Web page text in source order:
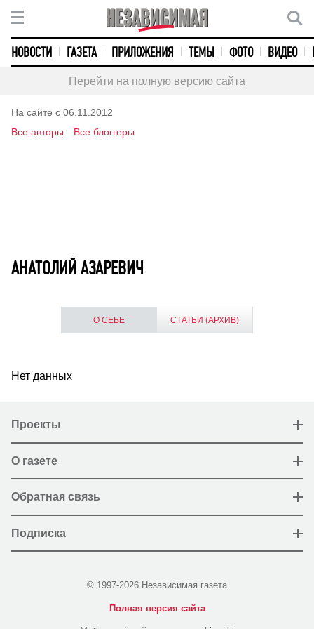
НОВОСТИ ГАЗЕТА ПРИЛОЖЕНИЯ ТЕМЫ ФОТО ВИДЕО
Перейти на полную версию сайта
На сайте с 06.11.2012
Все авторы
Все блоггеры
АНАТОЛИЙ АЗАРЕВИЧ
О СЕБЕ СТАТЬИ (АРХИВ)
Нет данных
Проекты
О газете
Обратная связь
Подписка
© 1997-2026 Независимая газета
Полная версия сайта